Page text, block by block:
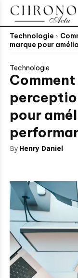
Technologie
marque pour
Technologie
pour
By Henry Daniel